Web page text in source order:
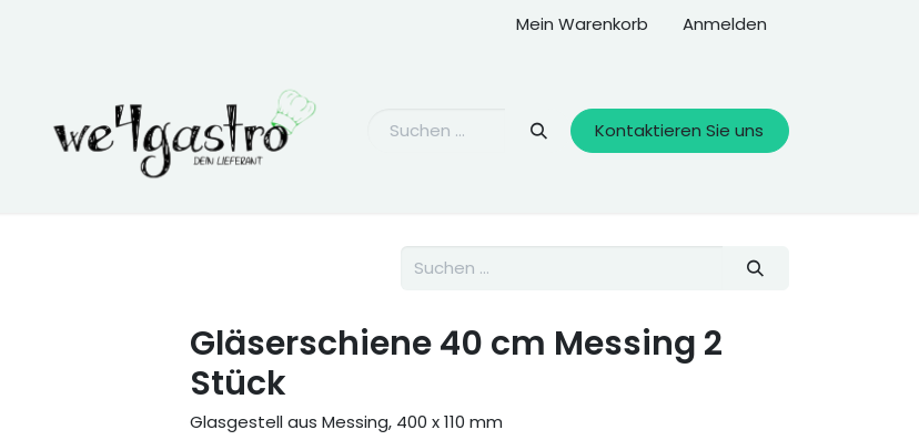
Mein Warenkorb Anmelden
Kontaktieren Sie uns
Gläserschiene 40 cm Messing 2
Stück
Glasgestell aus Messing, 400 x 110 mm